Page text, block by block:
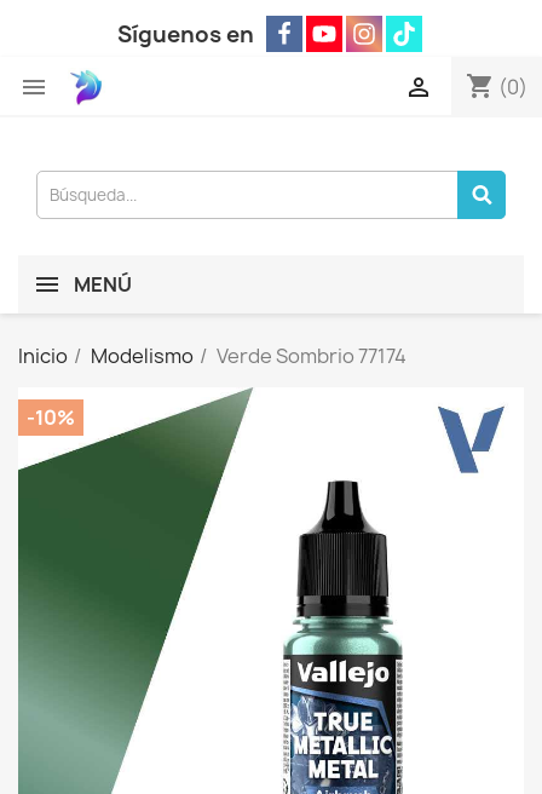
Síguenos en
 shopping_cart (0)

MENÚ
Inicio Modelismo Verde Sombrio 77174
-10%